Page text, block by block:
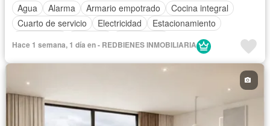
Agua
Alarma Armario empotrado
Cocina integral
Cuarto de servicio
Electricidad
Estacionamiento
Hace 1 semana, 1 día en - REDBIENES INMOBILIARIA